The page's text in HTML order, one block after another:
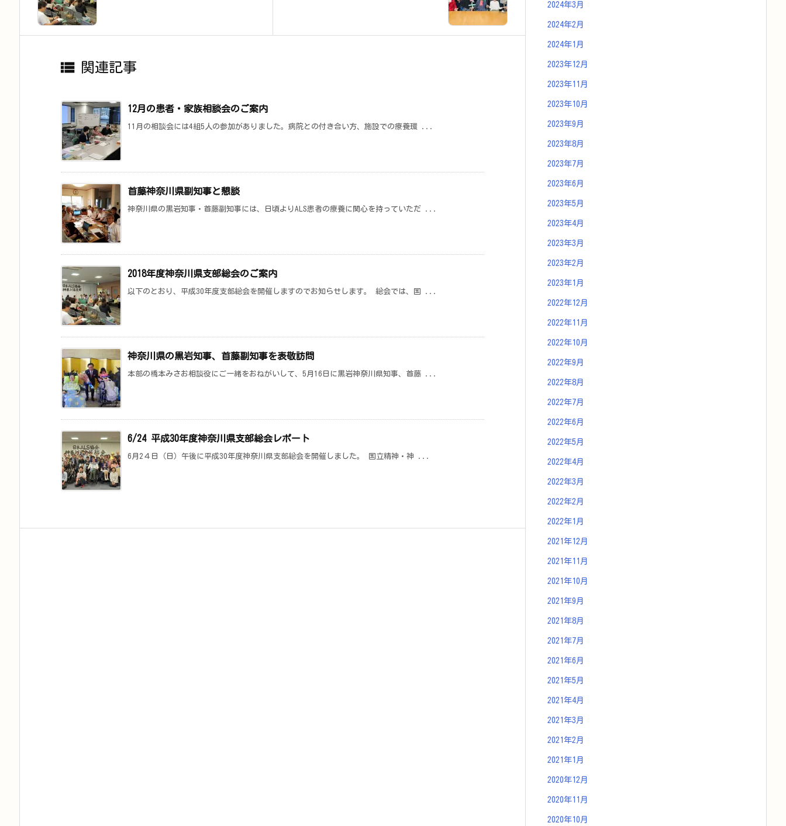
 関連記事
12月の患者・家族相談会のご案内
11月の相談会には4組5人の参加がありました。病院との付き合い方、施設での療養環 ...
首藤神奈川県副知事と懇談
神奈川県の黒岩知事・首藤副知事には、日頃よりALS患者の療養に関心を持っていただ ...
2018年度神奈川県支部総会のご案内
以下のとおり、平成30年度支部総会を開催しますのでお知らせします。 総会では、国 ...
神奈川県の黒岩知事、首藤副知事を表敬訪問
本部の橋本みさお相談役にご一緒をおねがいして、5月16日に黒岩神奈川県知事、首藤 ...
6/24 平成30年度神奈川県支部総会レポート
6月2４日（日）午後に平成30年度神奈川県支部総会を開催しました。 国立精神・神 ...
2024年3月
2024年2月
2024年1月
2023年12月
2023年11月
2023年10月
2023年9月
2023年8月
2023年7月
2023年6月
2023年5月
2023年4月
2023年3月
2023年2月
2023年1月
2022年12月
2022年11月
2022年10月
2022年9月
2022年8月
2022年7月
2022年6月
2022年5月
2022年4月
2022年3月
2022年2月
2022年1月
2021年12月
2021年11月
2021年10月
2021年9月
2021年8月
2021年7月
2021年6月
2021年5月
2021年4月
2021年3月
2021年2月
2021年1月
2020年12月
2020年11月
2020年10月